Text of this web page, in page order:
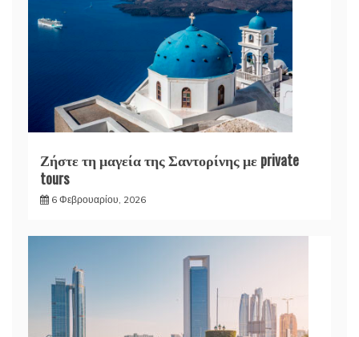
Ζήστε τη μαγεία της Σαντορίνης με private
tours
6 Φεβρουαρίου, 2026